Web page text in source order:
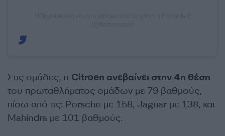
Στις ομάδες, η Citroen ανεβαίνει στην 4η θέση
του πρωταθλήματος ομάδων με 79 βαθμούς,
πίσω από τις: Porsche με 158, Jaguar με 138, και
Mahindra με 101 βαθμούς.